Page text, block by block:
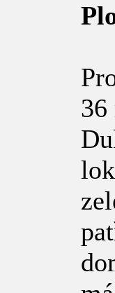
36 m2 v Chodově, na ulici
lokalitě
zeleně.
patře
domu s